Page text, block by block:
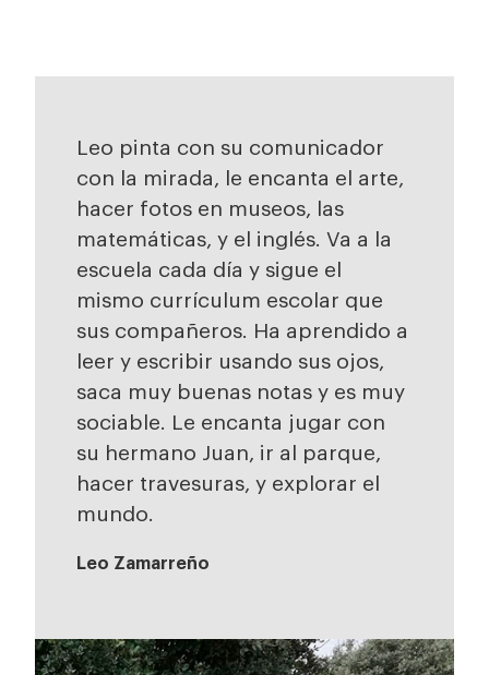
Leo pinta con su comunicador
con la mirada, le encanta el arte,
hacer fotos en museos, las
matemáticas, y el inglés. Va a la
escuela cada día y sigue el
mismo currículum escolar que
sus compañeros. Ha aprendido a
leer y escribir usando sus ojos,
saca muy buenas notas y es muy
sociable. Le encanta jugar con
su hermano Juan, ir al parque,
hacer travesuras, y explorar el
mundo.
Leo Zamarreño